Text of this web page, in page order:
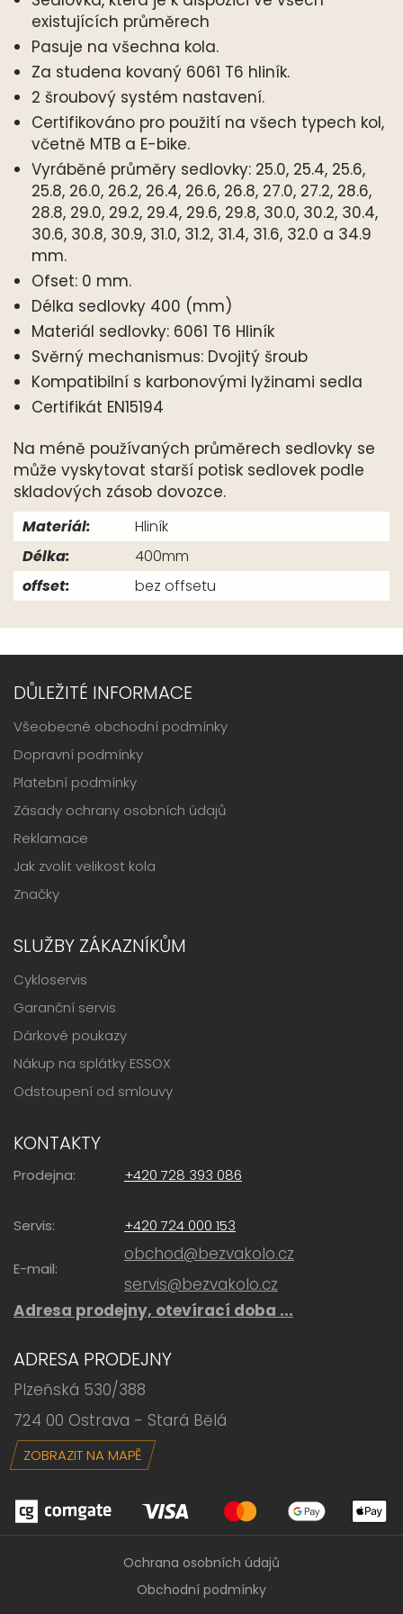
existujících průměrech
Pasuje na všechna kola.
Za studena kovaný 6061 T6 hliník.
2 šroubový systém nastavení.
Certifikováno pro použití na všech typech kol,
včetně MTB a E-bike.
Vyráběné průměry sedlovky: 25.0, 25.4, 25.6,
25.8, 26.0, 26.2, 26.4, 26.6, 26.8, 27.0, 27.2, 28.6,
28.8, 29.0, 29.2, 29.4, 29.6, 29.8, 30.0, 30.2, 30.4,
30.6, 30.8, 30.9, 31.0, 31.2, 31.4, 31.6, 32.0 a 34.9
mm.
Ofset: 0 mm.
Délka sedlovky 400 (mm)
Materiál sedlovky: 6061 T6 Hliník
Svěrný mechanismus: Dvojitý šroub
Kompatibilní s karbonovými lyžinami sedla
Certifikát EN15194
Na méně používaných průměrech sedlovky se
může vyskytovat starší potisk sedlovek podle
skladových zásob dovozce.
Materiál:
Hliník
Délka:
400mm
offset:
bez offsetu
DŮLEŽITÉ INFORMACE
Všeobecné obchodní podmínky
Dopravní podmínky
Platební podmínky
Zásady ochrany osobních údajů
Reklamace
Jak zvolit velikost kola
Značky
SLUŽBY ZÁKAZNÍKŮM
Cykloservis
Garanční servis
Dárkové poukazy
Nákup na splátky ESSOX
Odstoupení od smlouvy
KONTAKTY
Prodejna: +420 728 393 086
Servis: +420 724 000 153
E-mail:
obchod@bezvakolo.cz
servis@bezvakolo.cz
Adresa prodejny, otevírací doba ...
ADRESA PRODEJNY
Plzeňská 530/388
724 00 Ostrava - Stará Bělá
ZOBRAZIT NA MAPĚ
Ochrana osobních údajů
Obchodní podmínky